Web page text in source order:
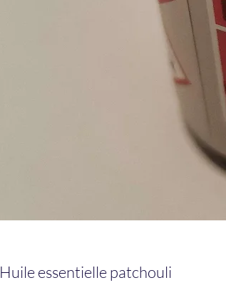
Huile essentielle patchouli